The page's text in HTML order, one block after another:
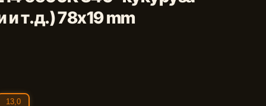
т.д.) 78x19 mm
13,0